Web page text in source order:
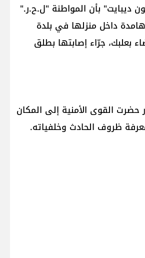
ديبايت" بأن المواطنة "ل.ح.ر."
داخل منزلها في بلدة
بعلبك، جرّاء إصابتها بطلق
القوى الأمنية إلى المكان
ظروف الحادث وخلفياته.